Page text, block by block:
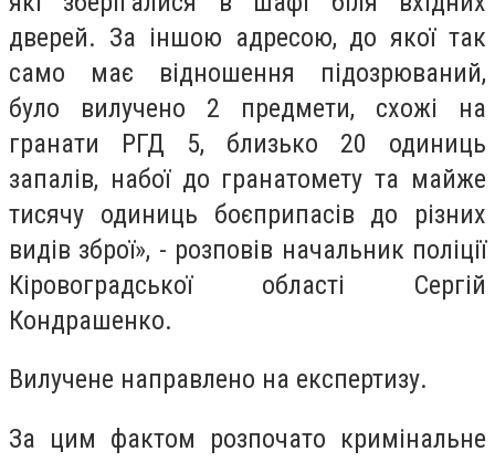
дверей. За іншою адресою, до якої так
само має відношення підозрюваний,
було вилучено 2 предмети, схожі на
гранати РГД 5, близько 20 одиниць
запалів, набої до гранатомету та майже
тисячу одиниць боєприпасів до різних
видів зброї», - розповів начальник поліції
Кіровоградської області Сергій
Кондрашенко.
Вилучене направлено на експертизу.
За цим фактом розпочато кримінальне